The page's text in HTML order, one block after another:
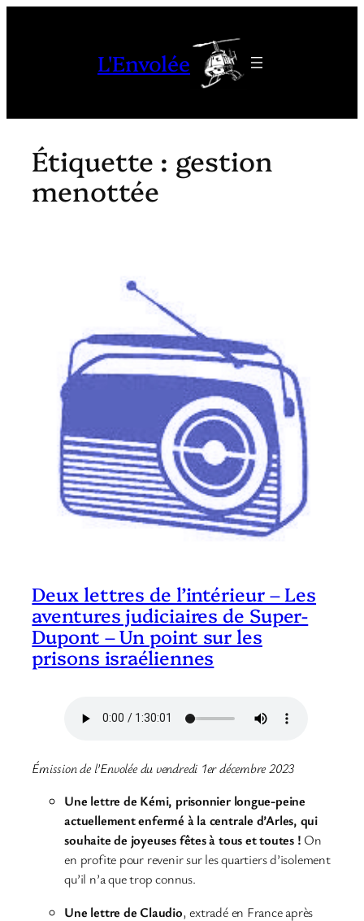
L'Envolée
Étiquette : gestion
menottée
Deux lettres de l’intérieur – Les
aventures judiciaires de Super-
Dupont – Un point sur les
prisons israéliennes
Émission de l’Envolée du vendredi 1er décembre 2023
Une lettre de Kémi, prisonnier longue-peine
actuellement enfermé à la centrale d’Arles, qui
souhaite de joyeuses fêtes à tous et toutes ! On
en profite pour revenir sur les quartiers d’isolement
qu’il n’a que trop connus.
Une lettre de Claudio, extradé en France après